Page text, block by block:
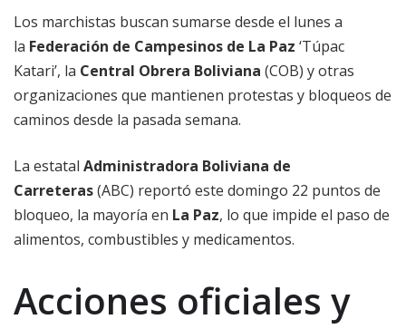
Los marchistas buscan sumarse desde el lunes a
la Federación de Campesinos de La Paz ‘Túpac
Katari’, la Central Obrera Boliviana (COB) y otras
organizaciones que mantienen protestas y bloqueos de
caminos desde la pasada semana.
La estatal Administradora Boliviana de
Carreteras(ABC) reportó este domingo 22 puntos de
bloqueo, la mayoría en La Paz, lo que impide el paso de
alimentos, combustibles y medicamentos.
Acciones oficiales y